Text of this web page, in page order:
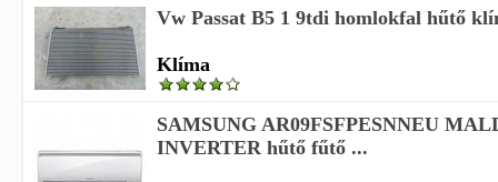
Vw Passat B5 1 9tdi homlokfal hűtő
Klíma
SAMSUNG AR09FSFPESNNEU
INVERTER hűtő fűtő ...